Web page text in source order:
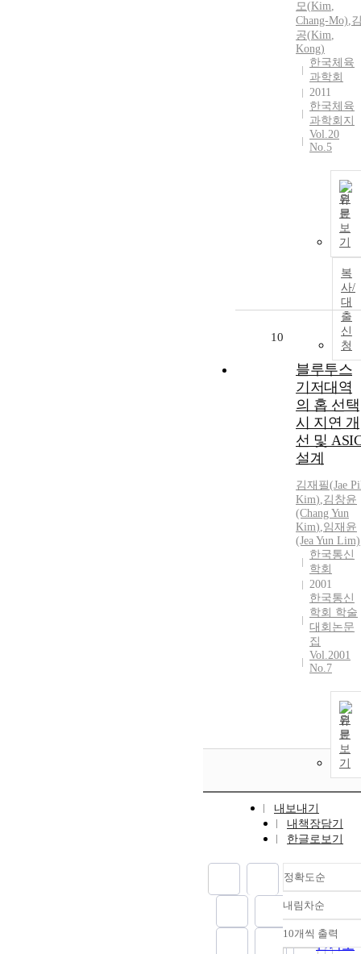
모(Kim,
Chang-Mo),
공(Kim,
Kong)
한국체육
과학회
2011
한국체육
과학회지
Vol.20
No.5
원
문
보
기
복
사/
대
출
신
청
10
블루투스
기저대역
의 홉 선택
시 지연 개
선 및
설계
김재필(Jae
Kim),김창윤
(Chang Yun
Kim),임재윤
(Jea Yun Lim)
한국통신
학회
2001
한국통신
학회 학술
대회논문
집
Vol.2001
No.7
원
문
보
기
내보내기
내책장담기
한글로보기
정확도순
정확도
순
인기도
내림차순
내림차
10개씩 출력